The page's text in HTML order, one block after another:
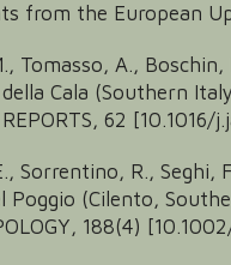
from the European
Tomasso, A.,
Cala (Southern
REPORTS, 62
Sorrentino, R., Seghi,
Poggio (Cilento,
188(4)